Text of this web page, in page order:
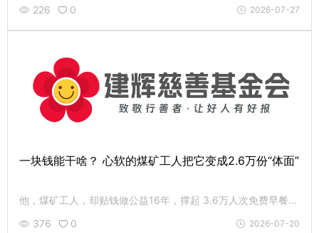
226
0 2026-07-27
一块钱能干啥？ 心软的煤矿工人把它变成2.6万份“体面”
他，煤矿工人，却贴钱做公益16年，撑起 3.6万人次免费早餐；用一元爱心成全了2.6万人次的体面，帮 460 余颗孤寡的心过生日。致敬曹占金，愿行善的小红帽在你我手中继续传递。
376
0 2026-07-20